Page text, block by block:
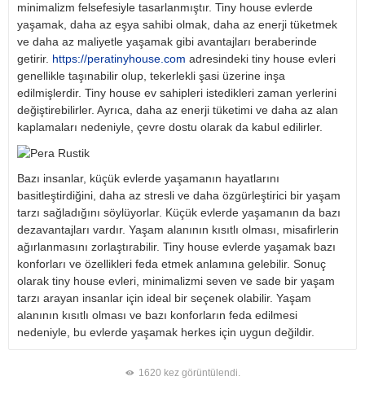
minimalizm felsefesiyle tasarlanmıştır. Tiny house evlerde
yaşamak, daha az eşya sahibi olmak, daha az enerji tüketmek
ve daha az maliyetle yaşamak gibi avantajları beraberinde
getirir. https://peratinyhouse.com adresindeki tiny house evleri
genellikle taşınabilir olup, tekerlekli şasi üzerine inşa
edilmişlerdir. Tiny house ev sahipleri istedikleri zaman yerlerini
değiştirebilirler. Ayrıca, daha az enerji tüketimi ve daha az alan
kaplamaları nedeniyle, çevre dostu olarak da kabul edilirler.
Bazı insanlar, küçük evlerde yaşamanın hayatlarını
basitleştirdiğini, daha az stresli ve daha özgürleştirici bir yaşam
tarzı sağladığını söylüyorlar. Küçük evlerde yaşamanın da bazı
dezavantajları vardır. Yaşam alanının kısıtlı olması, misafirlerin
ağırlanmasını zorlaştırabilir. Tiny house evlerde yaşamak bazı
konforları ve özellikleri feda etmek anlamına gelebilir. Sonuç
olarak tiny house evleri, minimalizmi seven ve sade bir yaşam
tarzı arayan insanlar için ideal bir seçenek olabilir. Yaşam
alanının kısıtlı olması ve bazı konforların feda edilmesi
nedeniyle, bu evlerde yaşamak herkes için uygun değildir.
1620 kez görüntülendi.